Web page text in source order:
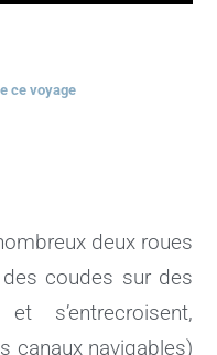
ce voyage
deux roues
coudes sur des
s’entrecroisent,
canaux navigables)